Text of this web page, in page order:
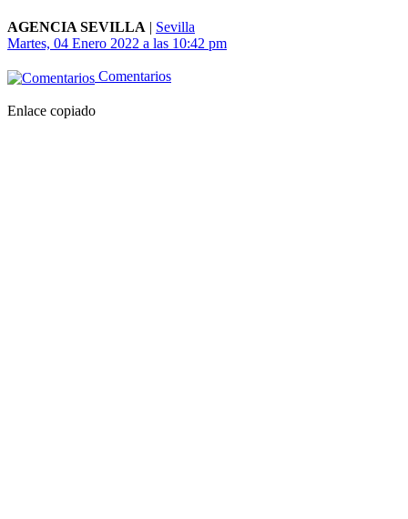
AGENCIA SEVILLA | Sevilla
Martes, 04 Enero 2022 a las 10:42 pm
Comentarios
Enlace copiado